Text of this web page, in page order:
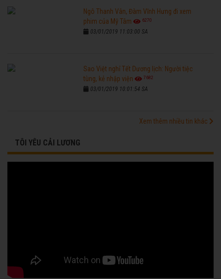
Ngô Thanh Vân, Đàm Vĩnh Hưng đi xem
phim của Mỹ Tâm
6270
03/01/2019 11:03:00 SA
Sao Việt nghỉ Tết Dương lịch: Người tiệc
tùng, kẻ nhập viện
7682
03/01/2019 10:01:54 SA
Xem thêm nhiều tin khác
TÔI YÊU CẢI LƯƠNG